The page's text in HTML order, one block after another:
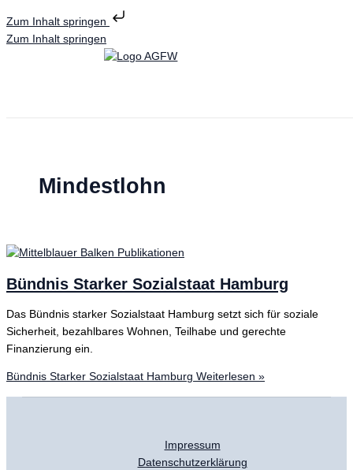
Zum Inhalt springen
Zum Inhalt springen
Mindestlohn
Bündnis Starker Sozialstaat Hamburg
Das Bündnis starker Sozialstaat Hamburg setzt sich für soziale
Sicherheit, bezahlbares Wohnen, Teilhabe und gerechte
Finanzierung ein.
Bündnis Starker Sozialstaat Hamburg Weiterlesen »
Impressum
Datenschutzerklärung